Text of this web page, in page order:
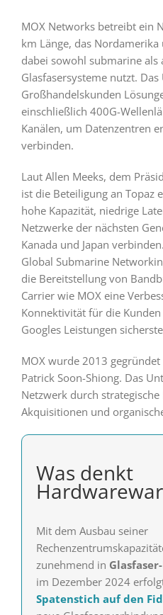
MOX Networks betreibt ein
km Länge, das
dabei sowohl submarine als
Glasfasersysteme nutzt.
Großhandelskunden
einschließlich 400G-
Kanälen, um Datenzentren
verbinden.
Laut Allen Meeks, dem
ist die Beteiligung an Topaz
hohe Kapazität, niedrige
Netzwerke der nächsten
Kanada und Japan
Global Submarine
die Bereitstellung von
Carrier wie MOX eine
Konnektivität für die
Googles Leistungen
MOX wurde 2013
Patrick Soon-Shiong. Das
Netzwerk durch
Akquisitionen und
Was denkt
Mit dem Ausbau seiner
zunehmend in
im Dezember 2024
Spatenstich auf den